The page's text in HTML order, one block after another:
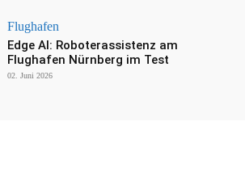
Flughafen
Edge AI: Roboterassistenz am
Flughafen Nürnberg im Test
02. Juni 2026